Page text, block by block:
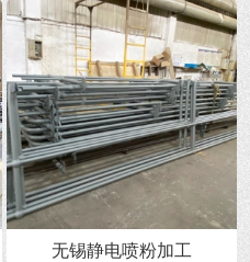
无锡静电喷粉加工